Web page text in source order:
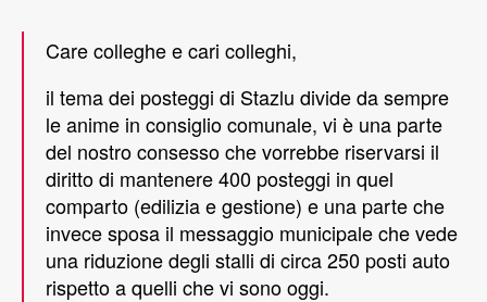
Care colleghe e cari colleghi,
il tema dei posteggi di Stazlu divide da sempre
le anime in consiglio comunale, vi è una parte
del nostro consesso che vorrebbe riservarsi il
diritto di mantenere 400 posteggi in quel
comparto (edilizia e gestione) e una parte che
invece sposa il messaggio municipale che vede
una riduzione degli stalli di circa 250 posti auto
rispetto a quelli che vi sono oggi.